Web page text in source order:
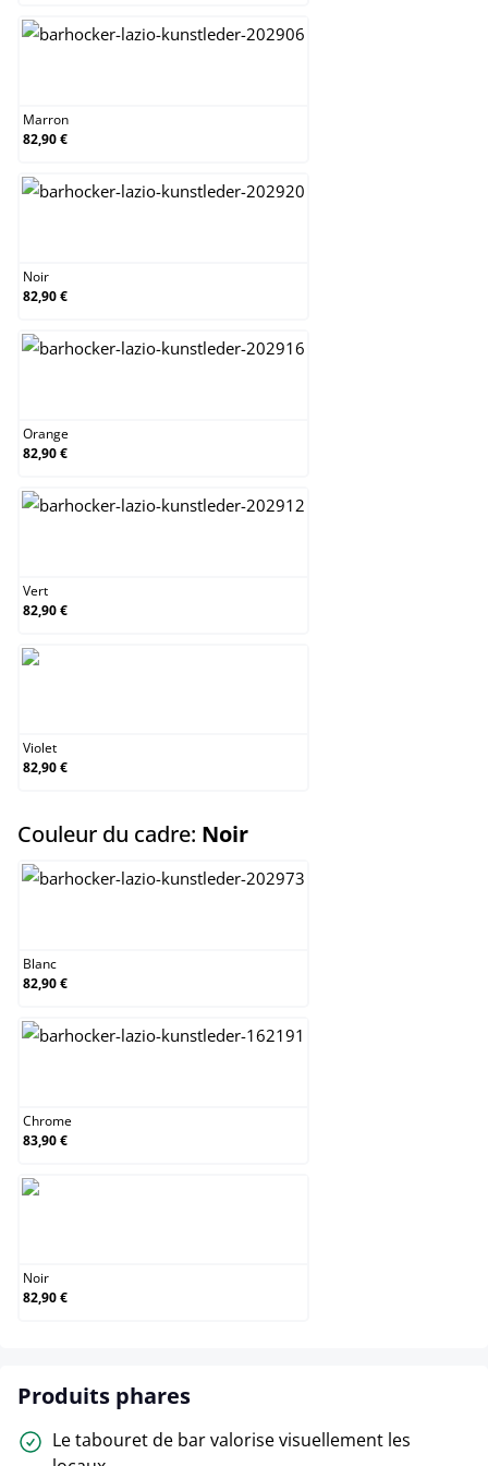
Marron
82,90 €
Noir
82,90 €
Orange
82,90 €
Vert
82,90 €
Violet
82,90 €
Couleur du cadre: Noirselect
Blanc
82,90 €
Chrome
83,90 €
Noir
82,90 €
Produits phares
Le tabouret de bar valorise visuellement les